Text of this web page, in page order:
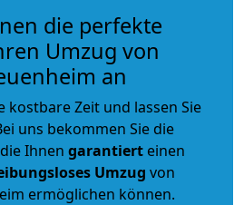
die perfekte
Umzug von
an
kostbare Zeit und lassen Sie
uns bekommen Sie die
Ihnen garantiert einen
Umzug von
ermöglichen können.